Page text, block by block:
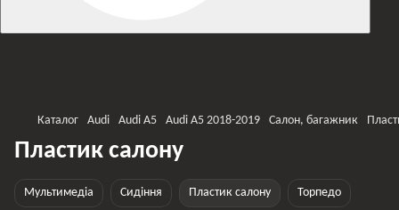
Каталог Audi Audi A5 Audi A5 2018-2019 Салон, багажник
Пластик салону
Мультимедіа Сидіння Пластик салону Торпедо